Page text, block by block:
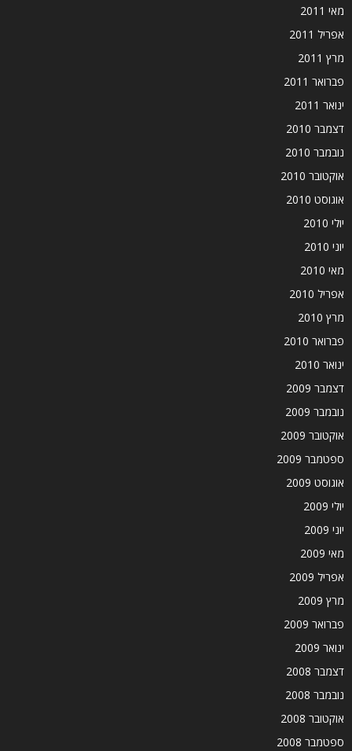
מאי 2011
אפריל 2011
מרץ 2011
פברואר 2011
ינואר 2011
דצמבר 2010
נובמבר 2010
אוקטובר 2010
אוגוסט 2010
יולי 2010
יוני 2010
מאי 2010
אפריל 2010
מרץ 2010
פברואר 2010
ינואר 2010
דצמבר 2009
נובמבר 2009
אוקטובר 2009
ספטמבר 2009
אוגוסט 2009
יולי 2009
יוני 2009
מאי 2009
אפריל 2009
מרץ 2009
פברואר 2009
ינואר 2009
דצמבר 2008
נובמבר 2008
אוקטובר 2008
ספטמבר 2008